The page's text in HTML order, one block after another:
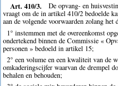
Art. 410/3.
De opvang- en
vraagt om de in artikel 410/2 bedoelde
aan de volgende voorwaarden zolang
1° instemmen met de overeenkomst
ondertekend binnen de Commissie «
personen » bedoeld in artikel 15;
2° een volume en een kwaliteit van de
omkaderingscijfer waarvan de drempel
behalen en behouden;